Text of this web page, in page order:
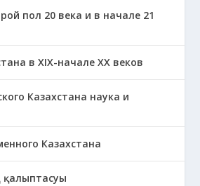
пол 20 века и в начале 21
в ХІХ-начале ХХ веков
Казахстана наука и
Казахстана